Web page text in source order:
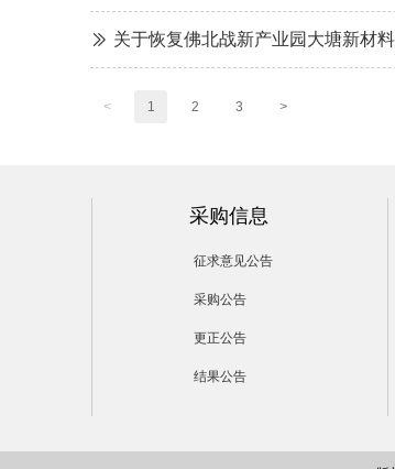
ꅀ 关于恢复佛北战新产业园大塘新材
< 1 2 3 >
采购信息
征求意见公告
采购公告
更正公告
结果公告